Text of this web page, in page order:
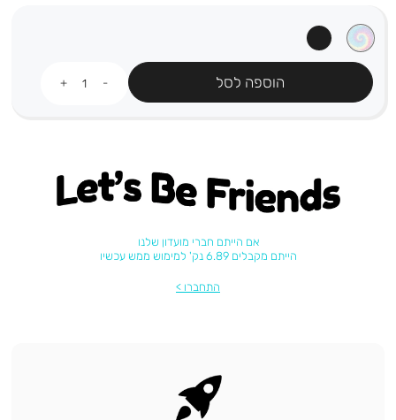
הוספה לסל
Let's be friends
אם הייתם חברי מועדון שלנו
הייתם מקבלים 6.89 נק' למימוש ממש עכשיו
התחברו